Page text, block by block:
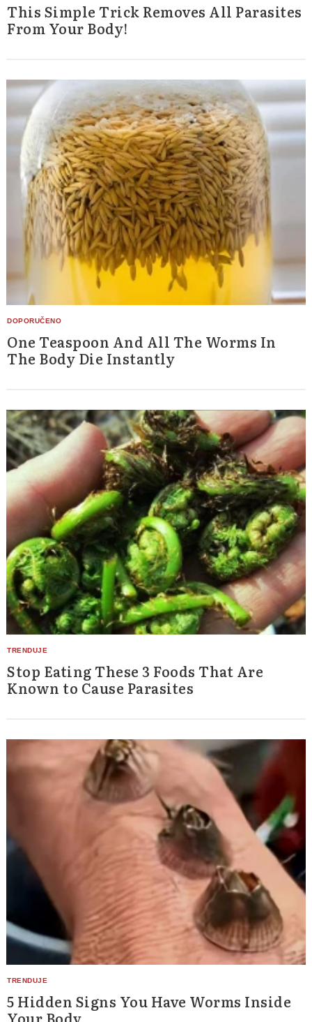
This Simple Trick Removes All Parasites
From Your Body!
One Teaspoon And All The Worms In
The Body Die Instantly
Stop Eating These 3 Foods That Are
Known to Cause Parasites
5 Hidden Signs You Have Worms Inside
Your Body